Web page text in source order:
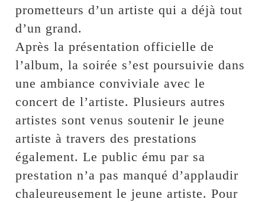
prometteurs d’un artiste qui a déjà tout
d’un grand.
Après la présentation officielle de
l’album, la soirée s’est poursuivie dans
une ambiance conviviale avec le
concert de l’artiste. Plusieurs autres
artistes sont venus soutenir le jeune
artiste à travers des prestations
également. Le public ému par sa
prestation n’a pas manqué d’applaudir
chaleureusement le jeune artiste. Pour